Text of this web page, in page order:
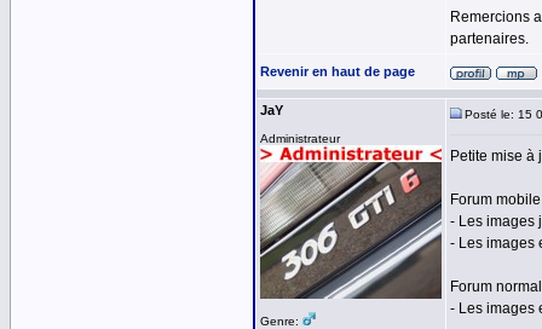
Remercions
partenaires.
Revenir en haut de page
JaY
Administrateur
Genre:
Posté le: 15
Petite mise à
Forum
- Les images
- Les images
Forum
- Les images